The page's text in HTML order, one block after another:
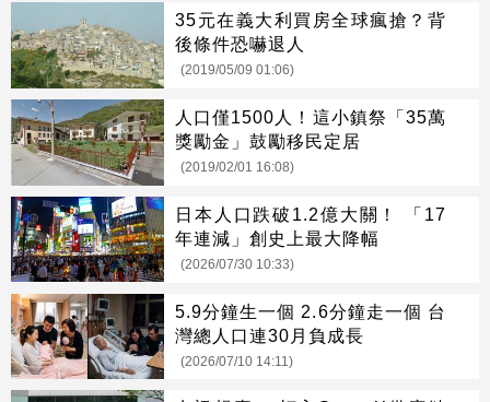
35元在義大利買房全球瘋搶？背
後條件恐嚇退人
(2019/05/09 01:06)
人口僅1500人！這小鎮祭「35萬
獎勵金」鼓勵移民定居
(2019/02/01 16:08)
日本人口跌破1.2億大關！ 「17
年連減」創史上最大降幅
(2026/07/30 10:33)
5.9分鐘生一個 2.6分鐘走一個 台
灣總人口連30月負成長
(2026/07/10 14:11)